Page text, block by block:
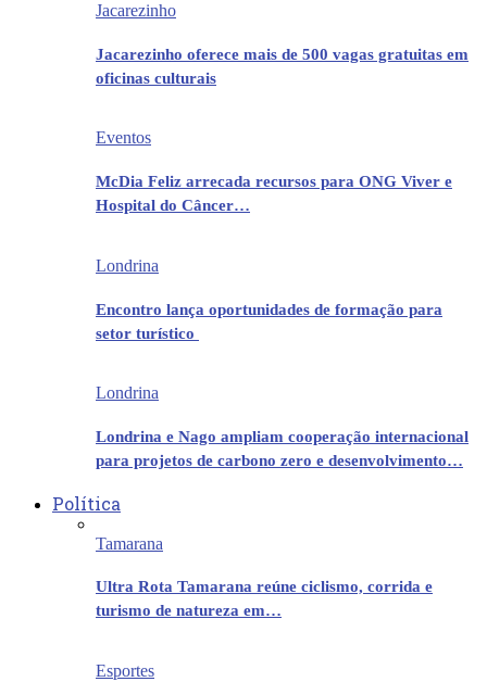
Jacarezinho
Jacarezinho oferece mais de 500 vagas gratuitas em
oficinas culturais
Eventos
McDia Feliz arrecada recursos para ONG Viver e
Hospital do Câncer…
Londrina
Encontro lança oportunidades de formação para
setor turístico
Londrina
Londrina e Nago ampliam cooperação internacional
para projetos de carbono zero e desenvolvimento…
Política
Tamarana
Ultra Rota Tamarana reúne ciclismo, corrida e
turismo de natureza em…
Esportes